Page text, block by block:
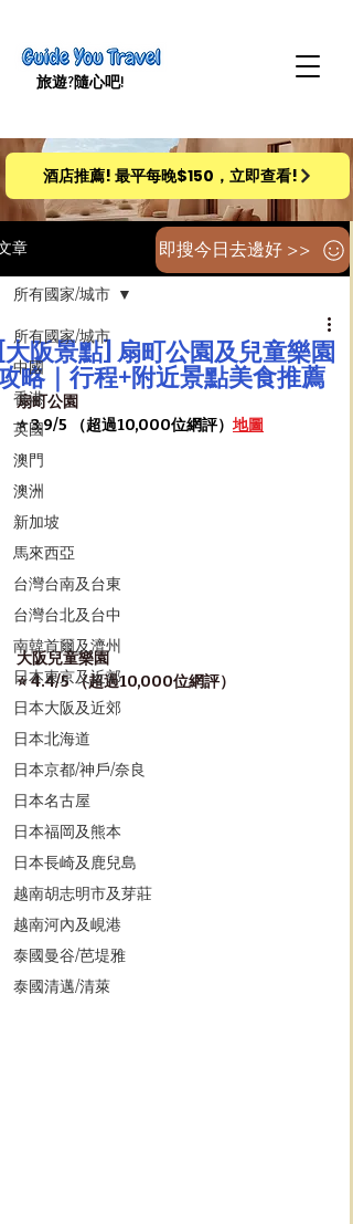
旅遊​?隨心吧!
酒店推薦! 最平每晚$150，立即查看!
章
所有國家/城市
中國
香港
英國
澳門
澳洲
新加坡
馬來西亞
台灣台南及台東
台灣台北及台中
南韓首爾及濟州
日本東京及近郊
日本大阪及近郊
日本北海道
日本京都/神戶/奈良
日本名古屋
日本福岡及熊本
日本長崎及鹿兒島
越南胡志明市及芽莊
越南河內及峴港
泰國曼谷/芭堤雅
泰國清邁/清萊
所有國家/城市
阪景點] 扇町公園及兒童樂園
略｜行程+附近景點美食推薦
扇町公園
⭐️ 3.9/5 （超過10,000位網評） 地圖
大阪兒童樂園
⭐️ 4.4/5 （超過10,000位網評）
即搜今日去邊好 >>